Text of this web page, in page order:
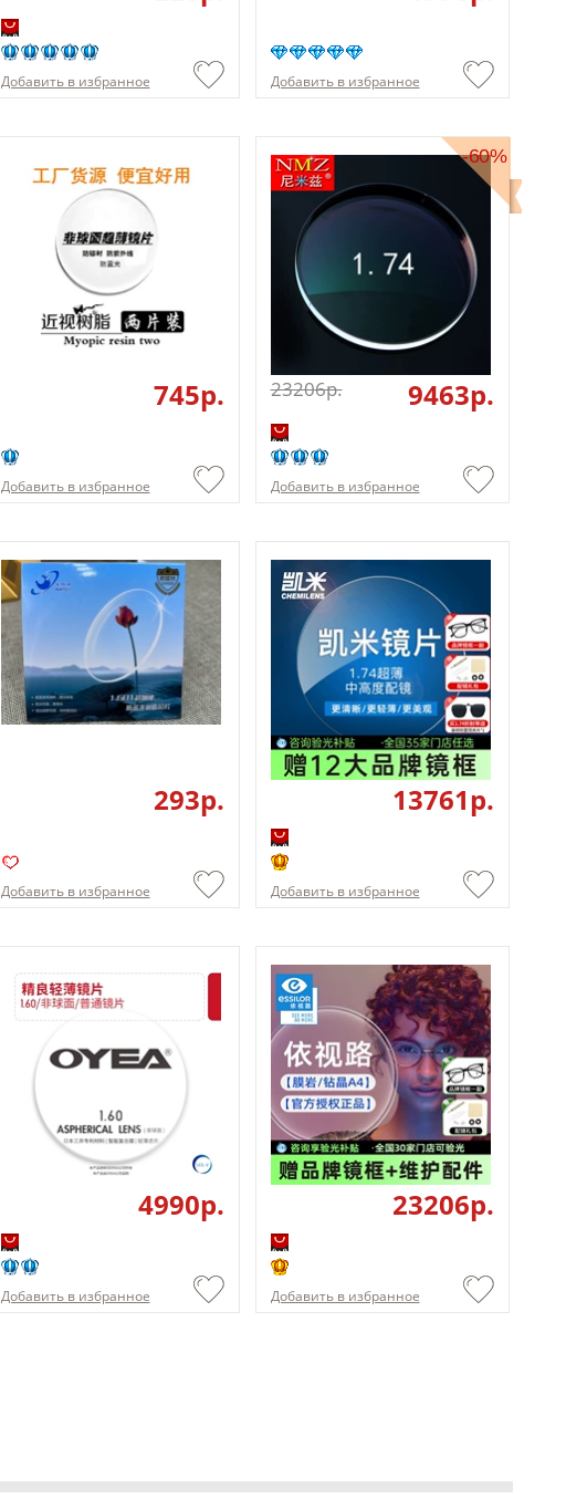
Добавить в избранное Добавить в избранное
745p.
Добавить в избранное
-60%
23206p. 9463p.
Добавить в избранное
293p.
Добавить в избранное
13761p.
Добавить в избранное
4990p.
Добавить в избранное
23206p.
Добавить в избранное